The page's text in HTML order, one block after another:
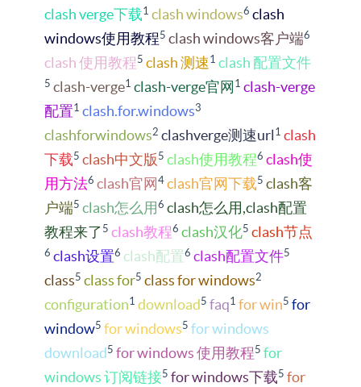
clash verge下载1 clash windows6 clash
windows使用教程5 clash windows客户端6
clash 使用教程5 clash 测速1 clash 配置文件
5 clash-verge1 clash-verge官网 1 clash-verge
配置1 clash.for.windows3
clashforwindows2 clashverge测速url 1 clash
下载5 clash中文版 5 clash使用教程6 clash使
用方法6 clash官网 4 clash官网下载5 clash客
户端5 clash怎么用 6 clash怎么用,clash配置
教程来了 5 clash教程6 clash汉化5 clash节点
6 clash设置6 clash配置6 clash配置文件5
class5 class for5 class for windows2
configuration1 download5 faq1 for win5 for
window5 for windows5 for windows
download5 for windows 使用教程5 for
windows 订阅链接5 for windows下载5 for